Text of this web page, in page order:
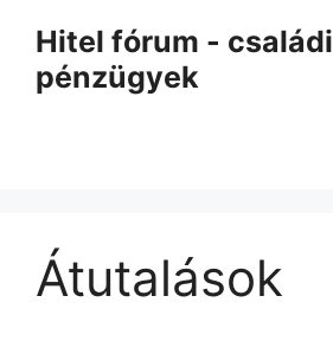
tartalomba
Hitel fórum - családi
pénzügyek
Átutalások